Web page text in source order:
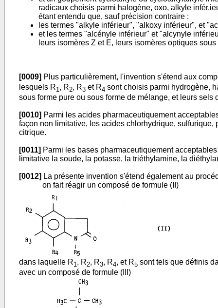
radicaux choisis parmi halogène, oxo, alkyle
étant entendu que, sauf précision contraire :
les termes "alkyle inférieur", "alkoxy inférieur", et
et les termes "alcényle inférieur" et "alcynyle
leurs isomères Z et E, leurs isomères optiques
[0009] Plus particulièrement, l'invention s'étend aux
lesquels R1, R2, R3 et R4 sont choisis parmi hydrogène,
sous forme pure ou sous forme de mélange, et leurs
[0010] Parmi les acides pharmaceutiquement
façon non limitative, les acides chlorhydrique,
citrique.
[0011] Parmi les bases pharmaceutiquement
limitative la soude, la potasse, la triéthylamine, la
[0012] La présente invention s'étend également au
on fait réagir un composé de formule (II)
dans laquelle R1, R2, R3, R4, et R5 sont tels que définis
avec un composé de formule (III)